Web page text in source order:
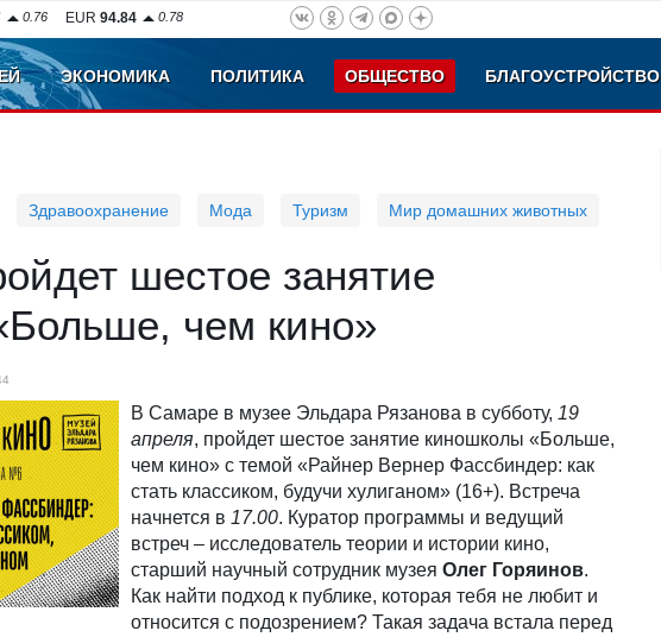
0.76 EUR 94.84 0.78
ЭКОНОМИКА ПОЛИТИКА ОБЩЕСТВО БЛАГОУСТРОЙСТВО
Здравоохранение Мода Туризм Мир домашних животных
шестое занятие
чем кино»
В Самаре в музее Эльдара Рязанова в субботу, 19
апреля, пройдет шестое занятие киношколы «Больше,
чем кино» с темой «Райнер Вернер Фассбиндер: как
стать классиком, будучи хулиганом» (16+). Встреча
начнется в 17.00. Куратор программы и ведущий
встреч – исследователь теории и истории кино,
старший научный сотрудник музея Олег Горяинов.
Как найти подход к публике, которая тебя не любит и
относится с подозрением? Такая задача встала перед